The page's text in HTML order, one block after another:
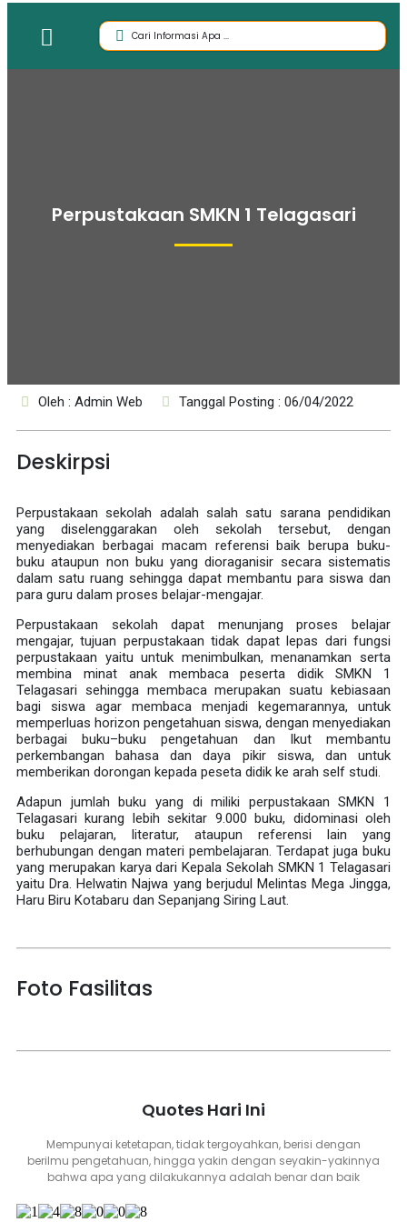
Perpustakaan SMKN 1 Telagasari
Oleh : Admin Web Tanggal Posting : 06/04/2022
Deskirpsi
Perpustakaan sekolah adalah salah satu sarana pendidikan
yang diselenggarakan oleh sekolah tersebut, dengan
menyediakan berbagai macam referensi baik berupa buku-
buku ataupun non buku yang dioraganisir secara sistematis
dalam satu ruang sehingga dapat membantu para siswa dan
para guru dalam proses belajar-mengajar.
Perpustakaan sekolah dapat menunjang proses belajar
mengajar, tujuan perpustakaan tidak dapat lepas dari fungsi
perpustakaan yaitu untuk menimbulkan, menanamkan serta
membina minat anak membaca peserta didik SMKN 1
Telagasari sehingga membaca merupakan suatu kebiasaan
bagi siswa agar membaca menjadi kegemarannya, untuk
memperluas horizon pengetahuan siswa, dengan menyediakan
berbagai buku–buku pengetahuan dan Ikut membantu
perkembangan bahasa dan daya pikir siswa, dan untuk
memberikan dorongan kepada peseta didik ke arah self studi.
Adapun jumlah buku yang di miliki perpustakaan SMKN 1
Telagasari kurang lebih sekitar 9.000 buku, didominasi oleh
buku pelajaran, literatur, ataupun referensi lain yang
berhubungan dengan materi pembelajaran. Terdapat juga buku
yang merupakan karya dari Kepala Sekolah SMKN 1 Telagasari
yaitu Dra. Helwatin Najwa yang berjudul Melintas Mega Jingga,
Haru Biru Kotabaru dan Sepanjang Siring Laut.
Foto Fasilitas
Quotes Hari Ini
Mempunyai ketetapan, tidak tergoyahkan, berisi dengan
berilmu pengetahuan, hingga yakin dengan seyakin-yakinnya
bahwa apa yang dilakukannya adalah benar dan baik